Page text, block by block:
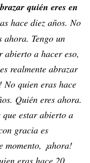
quién eres en
hace diez años. No
ahora. Tengo un
abierto a hacer eso,
realmente abrazar
No quien eras hace
Quién eres ahora.
que estar abierto a
gracia es
momento, ¡ahora!